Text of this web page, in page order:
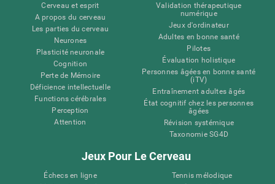
Cerveau et esprit
A propos du cerveau
Les parties du cerveau
Neurones
Plasticité neuronale
Cognition
Perte de Mémoire
Déficience intellectuelle
Functions cérébrales
Perception
Attention
Validation thérapeutique
numérique
Jeux d'ordinateur
Adultes en bonne santé
Pilotes
Évaluation holistique
Personnes âgées en bonne santé
(iTV)
Entraînement adultes âgés
État cognitif chez les personnes
âgées
Révision systémique
Taxonomie SG4D
Jeux Pour Le Cerveau
Échecs en ligne
Tennis mélodique